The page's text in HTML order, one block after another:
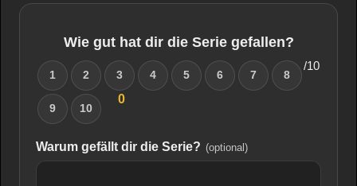
Wie gut hat dir die Serie gefallen?
1 2 3 4 5 6 7 8
9 10
0
/10
Warum gefällt dir die Serie? (optional)